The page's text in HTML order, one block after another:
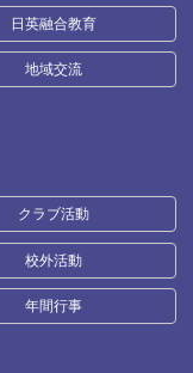
日英融合教育
地域交流
クラブ活動
校外活動
年間行事